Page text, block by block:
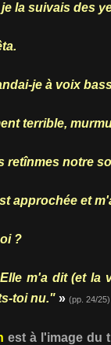
la suivais des
je à voix
terrible,
retînmes notre
approchée et
?
m'a dit (et la
toi nu." » (pp. 24/25)
est à l'image du